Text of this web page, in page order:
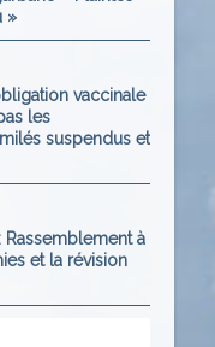
»
vaccinale
les
suspendus et
Rassemblement à
et la révision